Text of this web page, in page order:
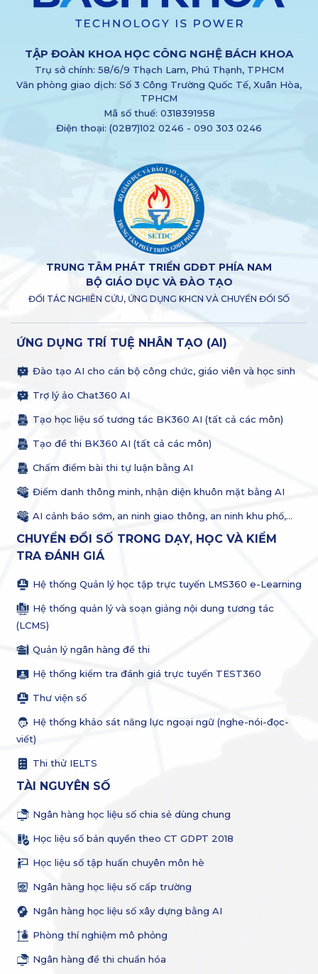
TẬP ĐOÀN KHOA HỌC CÔNG NGHỆ BÁCH KHOA
Trụ sở chính: 58/6/9 Thạch Lam, Phú Thạnh, TPHCM
Văn phòng giao dịch: Số 3 Công Trường Quốc Tế, Xuân Hòa,
TPHCM
Mã số thuế: 0318391958
Điện thoại: (0287)102 0246 - 090 303 0246
TRUNG TÂM PHÁT TRIỂN GDĐT PHÍA NAM
BỘ GIÁO DỤC VÀ ĐÀO TẠO
ĐỐI TÁC NGHIÊN CỨU, ỨNG DỤNG KHCN VÀ CHUYỂN ĐỔI SỐ
ỨNG DỤNG TRÍ TUỆ NHÂN TẠO (AI)
Đào tạo AI cho cán bộ công chức, giáo viên và học sinh
Trợ lý ảo Chat360 AI
Tạo học liệu số tương tác BK360 AI (tất cả các môn)
Tạo đề thi BK360 AI (tất cả các môn)
Chấm điểm bài thi tự luận bằng AI
Điểm danh thông minh, nhận diện khuôn mặt bằng AI
AI cảnh báo sớm, an ninh giao thông, an ninh khu phố,…
CHUYỂN ĐỔI SỐ TRONG DẠY, HỌC VÀ KIỂM
TRA ĐÁNH GIÁ
Hệ thống Quản lý học tập trực tuyến LMS360 e-Learning
Hệ thống quản lý và soạn giảng nội dung tương tác
(LCMS)
Quản lý ngân hàng đề thi
Hệ thống kiểm tra đánh giá trực tuyến TEST360
Thư viện số
Hệ thống khảo sát năng lực ngoại ngữ (nghe-nói-đọc-
viết)
Thi thử IELTS
TÀI NGUYÊN SỐ
Ngân hàng học liệu số chia sẻ dùng chung
Học liệu số bản quyền theo CT GDPT 2018
Học liệu số tập huấn chuyên môn hè
Ngân hàng học liệu số cấp trường
Ngân hàng học liệu số xây dựng bằng AI
Phòng thí nghiệm mô phỏng
Ngân hàng đề thi chuẩn hóa